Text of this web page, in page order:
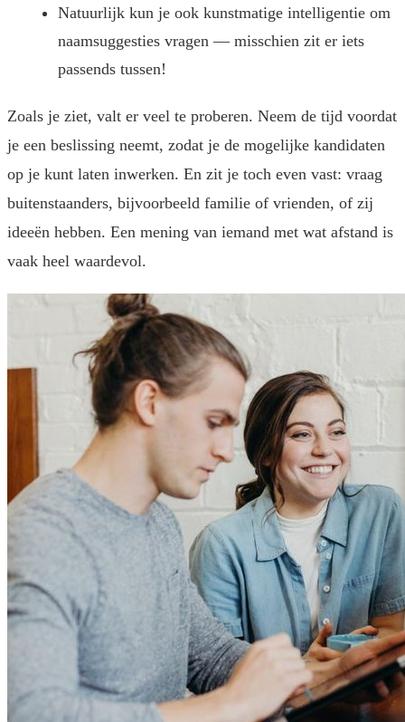
Natuurlijk kun je ook kunstmatige intelligentie om
naamsuggesties vragen — misschien zit er iets
passends tussen!
Zoals je ziet, valt er veel te proberen. Neem de tijd voordat
je een beslissing neemt, zodat je de mogelijke kandidaten
op je kunt laten inwerken. En zit je toch even vast: vraag
buitenstaanders, bijvoorbeeld familie of vrienden, of zij
ideeën hebben. Een mening van iemand met wat afstand is
vaak heel waardevol.